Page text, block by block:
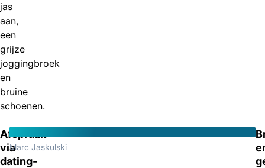
jas
aan,
een
grijze
joggingbroek
en
bruine
schoenen.
Afspraak
via
dating-
Marc Jaskulski